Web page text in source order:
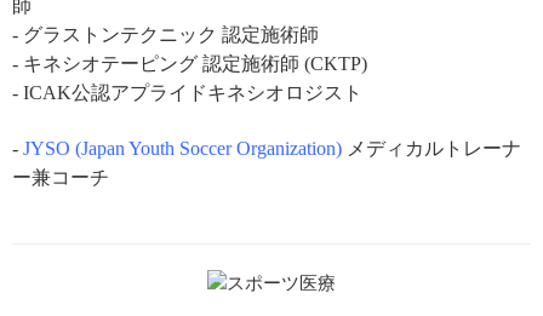
師
- グラストンテクニック 認定施術師
- キネシオテーピング 認定施術師 (CKTP)
- ICAK公認アプライドキネシオロジスト
- JYSO (Japan Youth Soccer Organization) メディカルトレーナ
ー兼コーチ